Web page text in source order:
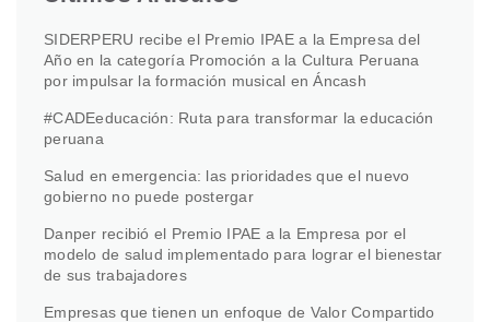
SIDERPERU recibe el Premio IPAE a la Empresa del
Año en la categoría Promoción a la Cultura Peruana
por impulsar la formación musical en Áncash
#CADEeducación: Ruta para transformar la educación
peruana
Salud en emergencia: las prioridades que el nuevo
gobierno no puede postergar
Danper recibió el Premio IPAE a la Empresa por el
modelo de salud implementado para lograr el bienestar
de sus trabajadores
Empresas que tienen un enfoque de Valor Compartido